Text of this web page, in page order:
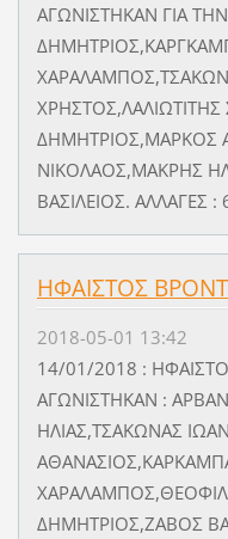
ΑΓΩΝΙΣΤΗΚΑΝ ΓΙΑ
ΔΗΜΗΤΡΙΟΣ,ΜΑΡΚΟΣ
ΝΙΚΟΛΑΟΣ,ΜΑΚΡΗΣ
ΒΑΣΙΛΕΙΟΣ. ΑΛΛΑΓΕΣ :
ΗΦΑΙΣΤΟΣ
2018-05-01 13:42
14/01/2018 :
ΑΓΩΝΙΣΤΗΚΑΝ :
ΗΛΙΑΣ,ΤΣΑΚΩΝΑΣ
ΔΗΜΗΤΡΙΟΣ,ΖΑΒΟΣ